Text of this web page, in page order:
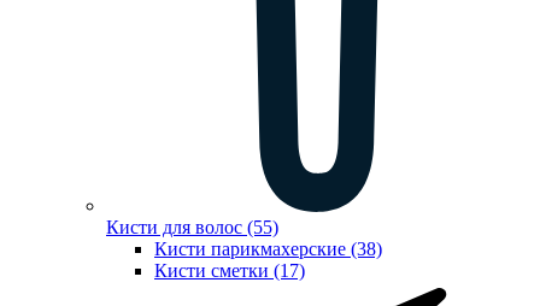
Кисти для волос (55)
Кисти парикмахерские (38)
Кисти сметки (17)